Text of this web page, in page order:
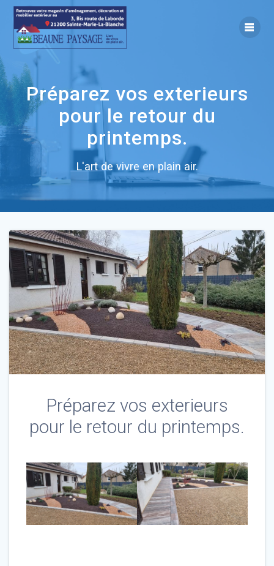
Préparez vos exterieurs
pour le retour du
printemps.
L'art de vivre en plain air.
Préparez vos exterieurs
pour le retour du printemps.